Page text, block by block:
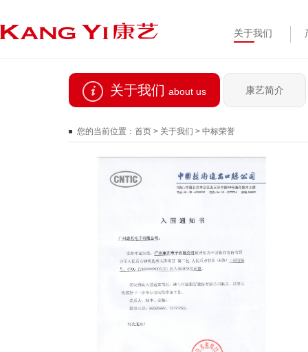
关于我们
关于我们 about us 康艺简介
您的当前位置： 首页 > 关于我们 > 中标荣誉